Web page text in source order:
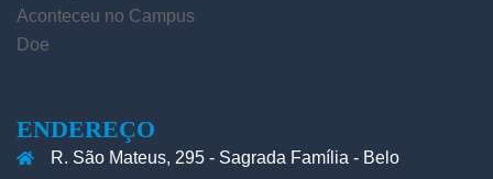
Aconteceu no Campus
Doe
ENDEREÇO
R. São Mateus, 295 - Sagrada Família - Belo